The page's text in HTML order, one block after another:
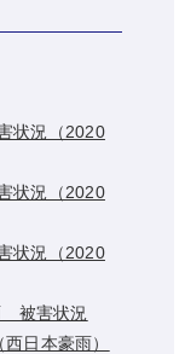
状況（2020
状況（2020
状況（2020
被害状況
日本豪雨）